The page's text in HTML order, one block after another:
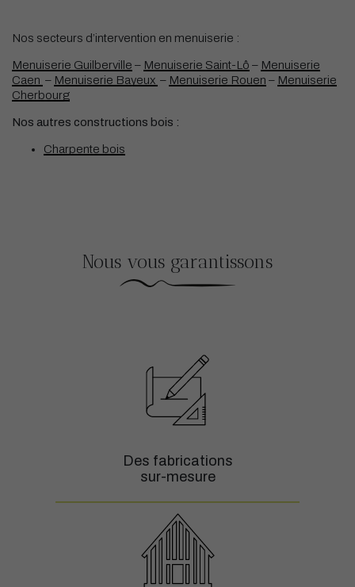
Nos secteurs d’intervention en menuiserie :
Menuiserie Guilberville – Menuiserie Saint-Lô – Menuiserie
Caen – Menuiserie Bayeux – Menuiserie Rouen – Menuiserie
Cherbourg
Nos autres constructions bois :
Charpente bois
Nous vous garantissons
Des fabrications
sur-mesure